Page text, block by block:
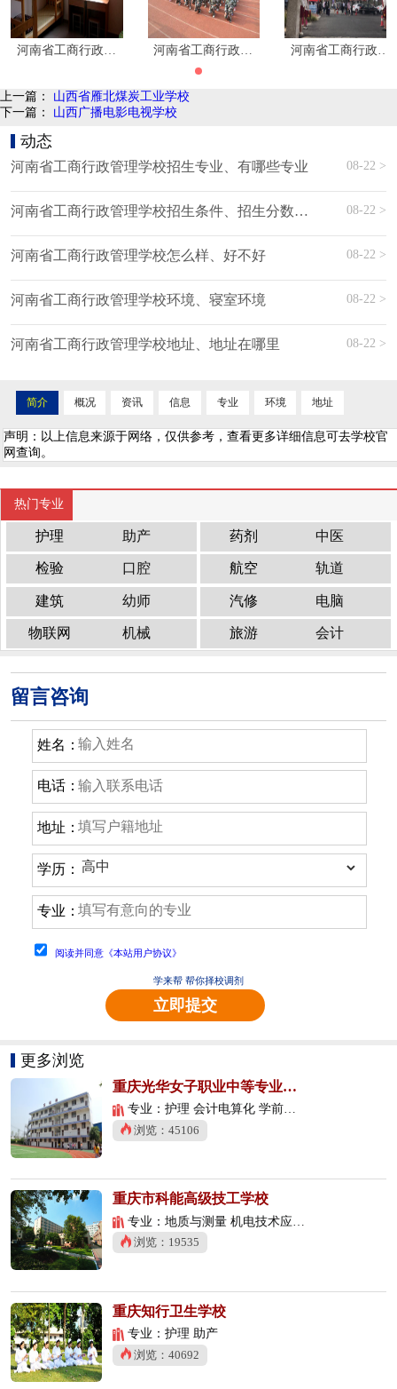
河南省工商行政管理学校环境河南省工商行政管理学校环境河南省工商行政管
上一篇： 山西省雁北煤炭工业学校
下一篇： 山西广播电影电视学校
动态
河南省工商行政管理学校招生专业、有哪些专业 08-22 >
河南省工商行政管理学校招生条件、招生分数、招生要求 08-22 >
河南省工商行政管理学校怎么样、好不好 08-22 >
河南省工商行政管理学校环境、寝室环境 08-22 >
河南省工商行政管理学校地址、地址在哪里 08-22 >
简介 概况 资讯 信息 专业 环境 地址
声明：以上信息来源于网络，仅供参考，查看更多详细信息可去学校官
网查询。
热门专业
护理 助产 药剂 中医
检验 口腔 航空 轨道
建筑 幼师 汽修 电脑
物联网 机械 旅游 会计
留言咨询
姓名：
电话：
地址：
学历：
专业：
阅读并同意《本站用户协议》
学来帮 帮你择校调剂
立即提交
更多浏览
重庆光华女子职业中等专业学校
专业：护理 会计电算化 学前教育
浏览：45106
重庆市科能高级技工学校
专业：地质与测量 机电技术应用 数控技术应用
浏览：19535
重庆知行卫生学校
专业：护理 助产
浏览：40692